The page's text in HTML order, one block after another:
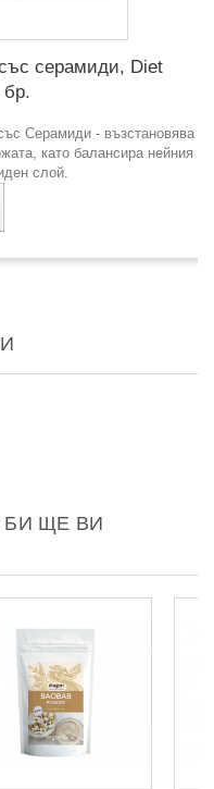
серамиди, Diet
бр.
Серамиди - възстановява
като балансира нейния
слой.
БИ ЩЕ ВИ